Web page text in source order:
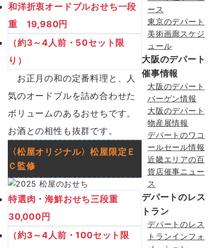
和洋折衷オードブルおせち一段
重 19,980円
（約3～4人前・50セット限
り）
お正月の和の定番料理と、人
気のオードブルを詰め合わせた
ボリュームのあるおせちです。
お酒との相性も抜群です。
〈松屋オリジナル〉松屋限定 Ｅ
Ｃ 監修
特選肉・海鮮おせち三段重
30,000円
（約3～4人前・100セット限
ース
東京のデパート
美術画廊スケジ
ュール
大阪のデパート
催事情報
大阪のデパート
バーゲン情報
大阪のデパート
物産展情報
デパートのワコ
ールセール情報
近畿エリアの百
貨店催事ニュー
ス
デパートのレス
トラン
デパートのレス
トランインフォ